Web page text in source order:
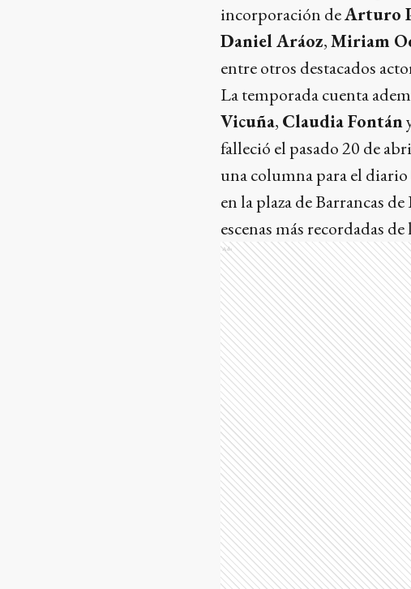
incorporación deArturo
Daniel Aráoz,Miriam
entre otros destacados
La temporada cuenta
Vicuña, Claudia Fontán
falleció el pasado 20 de
una columna para el diario
en la plaza de Barrancas
escenas más recordadas de
Ads